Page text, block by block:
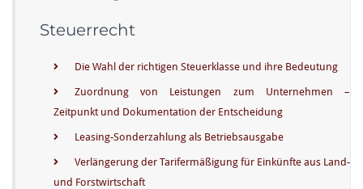
u
g
t
Steuerrecht
Die Wahl der richtigen Steuerklasse und ihre Bedeutung
Zuordnung von Leistungen zum Unternehmen –
Zeitpunkt und Dokumentation der Entscheidung
Leasing-Sonderzahlung als Betriebsausgabe
Verlängerung der Tarifermäßigung für Einkünfte aus Land-
und Forstwirtschaft